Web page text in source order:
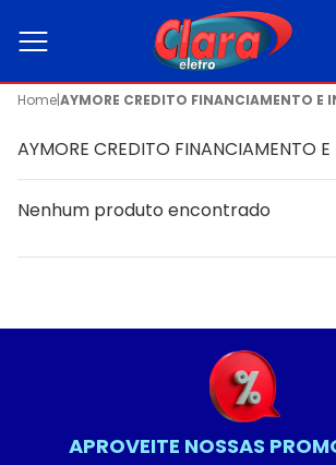
Home|AYMORE CREDITO FINANCIAMENTO E
AYMORE CREDITO FINANCIAMENTO E
Nenhum produto encontrado
APROVEITE NOSSAS